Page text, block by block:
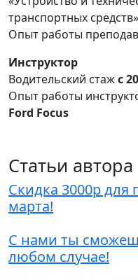
транспортных средств»
Опыт работы
Инструктор
Водительский стажс
Опыт работы
Ford Focus
Статьи автора
Скидка 3000р для
марта!
С нами ты
любом случае!